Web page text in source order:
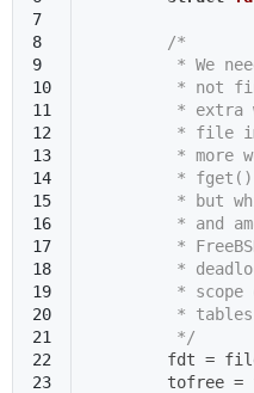
7
8
9
10
11
12
13
14
15
16
17
18
19
20
21
22
23
/*
* We
* not
*
* file
* more
*
* but
* and
*
*
*
*
	 */
fdt =
tofree =